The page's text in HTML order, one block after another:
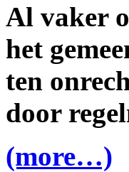
Al vaker
het
ten
door
(more…)